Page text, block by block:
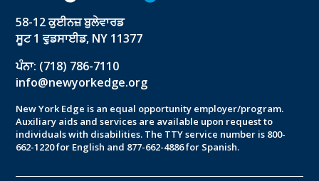
58-12 ਕੁਈਨਜ਼ ਬੁਲੇਵਾਰਡ
ਸੂਟ 1 ਵੁਡਸਾਈਡ, NY 11377
ਪੰਨਾ: (718) 786-7110
info@newyorkedge.org
New York Edge is an equal opportunity employer/program.
Auxiliary aids and services are available upon request to
individuals with disabilities. The TTY service number is 800-
662-1220 for English and 877-662-4886 for Spanish.